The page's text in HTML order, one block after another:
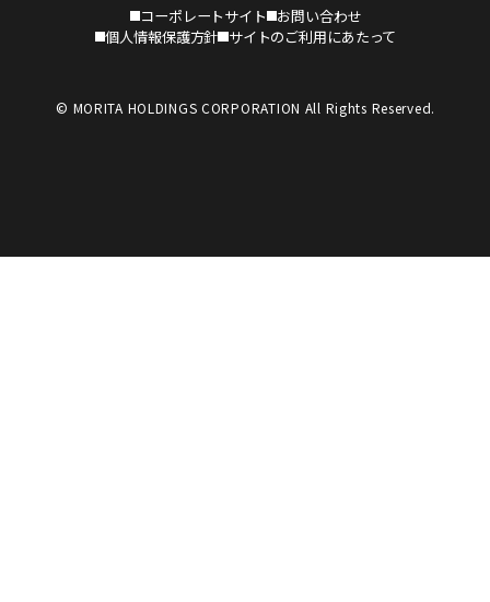
コーポレートサイト
お問い合わせ
個人情報保護方針 サイトのご利用にあたって
© MORITA HOLDINGS CORPORATION All Rights Reserved.